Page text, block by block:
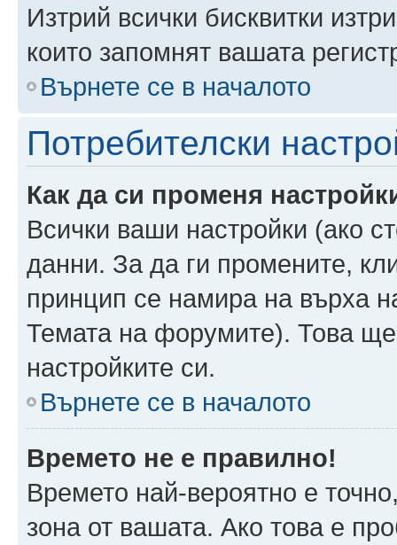
Изтрий всички бисквитки
които запомнят вашата
Върнете се в началото
Потребителски
Как да си променя
Всички ваши настройки (ако
данни. За да ги промените,
принцип се намира на върха
Темата на форумите). Това
настройките си.
Върнете се в началото
Времето не е правилно!
Времето най-вероятно е
зона от вашата. Ако това е